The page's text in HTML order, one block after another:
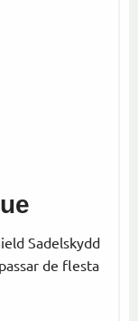
Sadelskydd
de flesta